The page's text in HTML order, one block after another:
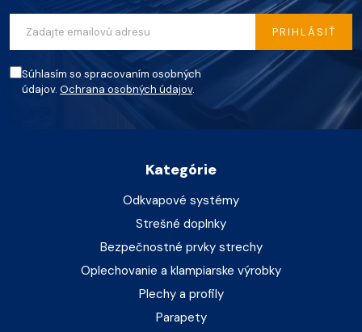
Súhlasím so spracovaním osobných
údajov. Ochrana osobných údajov.
PRIHLÁSIŤ
Kategórie
Odkvapové systémy
Strešné doplnky
Bezpečnostné prvky strechy
Oplechovanie a klampiarske výrobky
Plechy a profily
Parapety